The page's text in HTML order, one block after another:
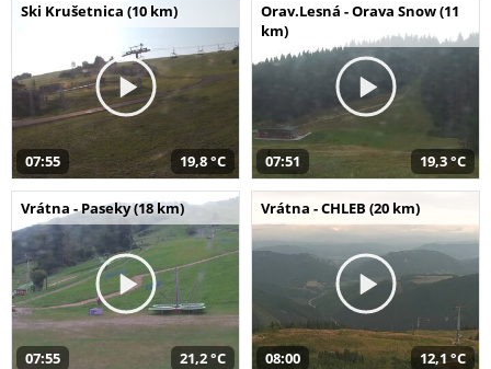
Ski Krušetnica (10 km)
07:55 19,8 °C
Orav.Lesná - Orava Snow (11
km)
07:51 19,3 °C
Vrátna - Paseky (18 km)
07:55 21,2 °C
Vrátna - CHLEB (20 km)
08:00 12,1 °C